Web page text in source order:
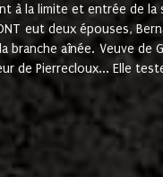
à la limite et entrée de la
eut deux épouses,
branche aînée. Veuve de
de Pierrecloux... Elle